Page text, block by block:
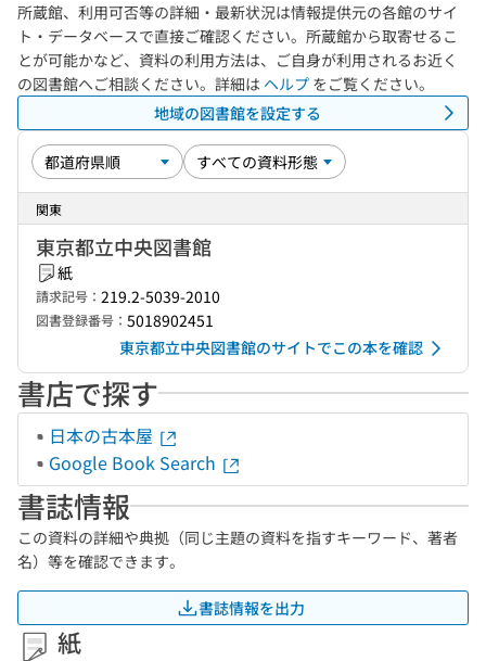
所蔵館、利用可否等の詳細・最新状況は情報提供元の各館のサイ
ト・データベースで直接ご確認ください。所蔵館から取寄せるこ
とが可能かなど、資料の利用方法は、ご自身が利用されるお近く
の図書館へご相談ください。詳細は ヘルプ をご覧ください。
地域の図書館を設定する
関東
東京都立中央図書館
紙
請求記号： 219.2-5039-2010
図書登録番号： 5018902451
東京都立中央図書館のサイトでこの本を確認
書店で探す
日本の古本屋
Google Book Search
書誌情報
この資料の詳細や典拠（同じ主題の資料を指すキーワード、著者
名）等を確認できます。
書誌情報を出力
紙